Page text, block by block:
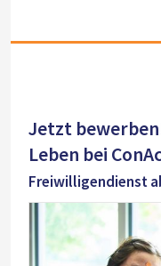
Jetzt
Leben bei
Freiwilligendienst